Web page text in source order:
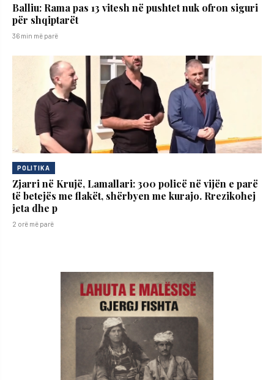
Balliu: Rama pas 13 vitesh në pushtet nuk ofron siguri
për shqiptarët
36 min më parë
POLITIKA
Zjarri në Krujë, Lamallari: 300 policë në vijën e parë
të betejës me flakët, shërbyen me kurajo. Rrezikohej
jeta dhe p
2 orë më parë